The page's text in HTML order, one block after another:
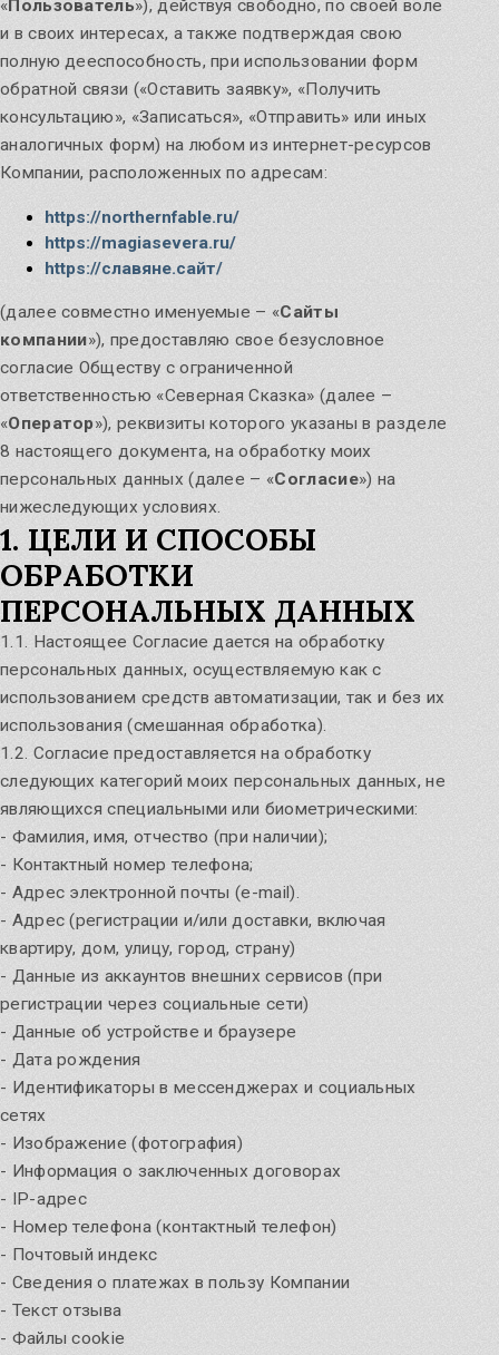
Чуров День
Обратимся к силе Предков!
Узнать
Ведовское знание
Домашняя магия
Кологодные обряды
Легенды о Родных Богах
Магические предметы
Род и Предки
Славление и Величание Родных Богов
Христианство или Родные Боги?
Чародейный дар
Мастерские программы
углубите свои знания
Вебинары и праздники июля
Узнать
Новый курс в Училище: Основы
народного ведовства
Узнать
«Пользователь»), действуя свободно, по своей воле
и в своих интересах, а также подтверждая свою
полную дееспособность, при использовании форм
обратной связи («Оставить заявку», «Получить
консультацию», «Записаться», «Отправить» или иных
аналогичных форм) на любом из интернет-ресурсов
Компании, расположенных по адресам:
https://northernfable.ru/
https://magiasevera.ru/
https://славяне.сайт/
(далее совместно именуемые – «Сайты
компании»), предоставляю свое безусловное
согласие Обществу с ограниченной
ответственностью «Северная Сказка» (далее –
«Оператор»), реквизиты которого указаны в разделе
8 настоящего документа, на обработку моих
персональных данных (далее – «Согласие») на
нижеследующих условиях.
1. ЦЕЛИ И СПОСОБЫ
ОБРАБОТКИ
ПЕРСОНАЛЬНЫХ ДАННЫХ
1.1. Настоящее Согласие дается на обработку
персональных данных, осуществляемую как с
использованием средств автоматизации, так и без их
использования (смешанная обработка).
1.2. Согласие предоставляется на обработку
следующих категорий моих персональных данных, не
являющихся специальными или биометрическими:
- Фамилия, имя, отчество (при наличии);
- Контактный номер телефона;
- Адрес электронной почты (e-mail).
- Адрес (регистрации и/или доставки, включая
квартиру, дом, улицу, город, страну)
- Данные из аккаунтов внешних сервисов (при
регистрации через социальные сети)
- Данные об устройстве и браузере
- Дата рождения
- Идентификаторы в мессенджерах и социальных
сетях
- Изображение (фотография)
- Информация о заключенных договорах
- IP-адрес
- Номер телефона (контактный телефон)
- Почтовый индекс
- Сведения о платежах в пользу Компании
- Текст отзыва
- Файлы cookie